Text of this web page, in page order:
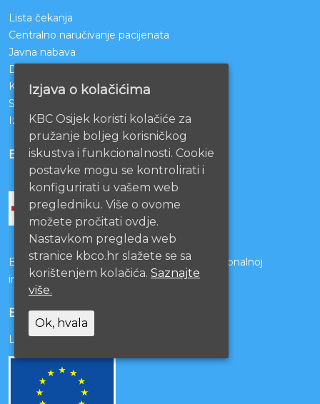
Lista čekanja
Centralno naručivanje pacijenata
Javna nabava
Darivanje krvi
KBCO Webmail
Sestrinstvo KBC Osijek
Izjava o pristupačnosti mrežnih stranica
BOLNICE PARTNERI
Bolnice s kojima je potpisan ugovor o funkcionalnoj
integraciji
EU PROJEKTI
Lista projekata
Izjava o kolačićima
KBC Osijek koristi kolačiće za
pružanje boljeg korisničkog
iskustva i funkcionalnosti. Cookie
postavke mogu se kontrolirati i
konfigurirati u vašem web
pregledniku. Više o ovome
možete pročitati ovdje.
Nastavkom pregleda web
stranice kbco.hr slažete se sa
korištenjem kolačića. Saznajte
više.
Ok, hvala